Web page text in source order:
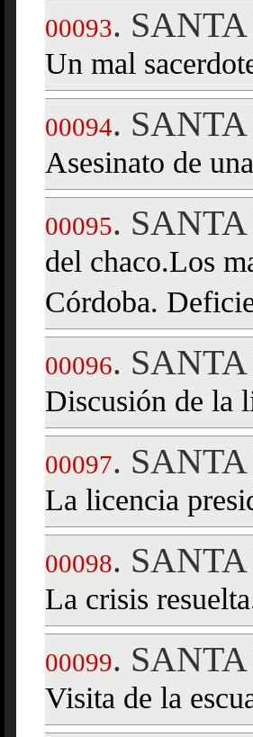
00093. SANTA
Un mal
00094. SANTA
Asesinato de
00095. SANTA
del chaco.Los
Córdoba.
00096. SANTA
Discusión de la
00097. SANTA
La licencia
00098. SANTA
La crisis
00099. SANTA
Visita de la